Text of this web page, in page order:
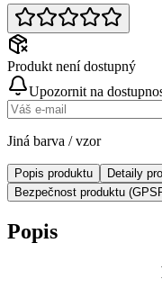
Produkt není dostupný
Upozornit na
Jiná barva / vzor
Popis produktu Detaily
Bezpečnost produktu
Popis